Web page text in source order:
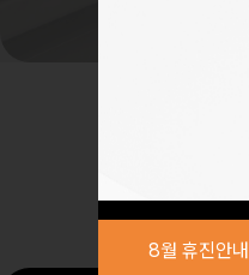
8월 휴진안내